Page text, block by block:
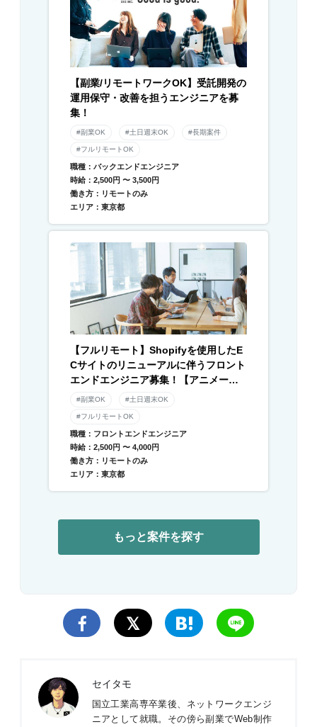
【副業/リモートワークOK】受託開発の
運用保守・改善を担うエンジニアを募
集！
#副業OK #土日週末OK #長期案件
#フルリモートOK
職種：バックエンドエンジニア
時給：2,500円 〜 3,500円
働き方：リモートのみ
エリア：東京都
【フルリモート】Shopifyを使用したE
Cサイトのリニューアルに伴うフロント
エンドエンジニア募集！【アニメーシ
ョン】
#副業OK #土日週末OK
#フルリモートOK
職種：フロントエンドエンジニア
時給：2,500円 〜 4,000円
働き方：リモートのみ
エリア：東京都
もっと案件を探す
セイタモ
国立工業高専卒業後、ネットワークエンジ
ニアとして就職。その傍ら副業でWeb制作